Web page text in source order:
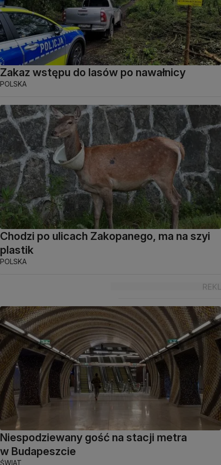
Zakaz wstępu do lasów po nawałnicy
POLSKA
Chodzi po ulicach Zakopanego, ma na szyi
plastik
POLSKA
Niespodziewany gość na stacji metra
w Budapeszcie
ŚWIAT